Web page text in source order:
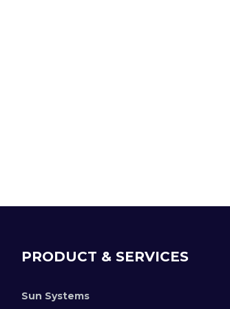
PRODUCT & SERVICES
Sun Systems